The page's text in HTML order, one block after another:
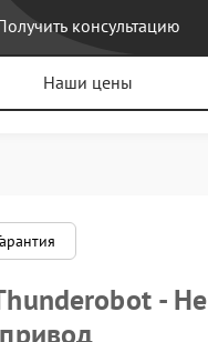
консультацию
Наши цены
- Не